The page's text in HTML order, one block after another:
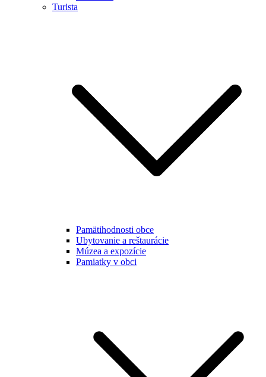
Turista
Pamätihodnosti obce
Ubytovanie a reštaurácie
Múzea a expozície
Pamiatky v obci